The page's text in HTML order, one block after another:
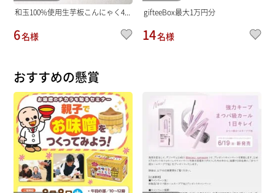
和玉100%使用生芋板こんにゃく4...
6名様
gifteeBox最大1万円分
14名様
おすすめの懸賞